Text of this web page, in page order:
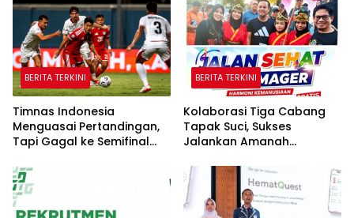
BERITA TERKINI
Timnas Indonesia
Menguasai Pertandingan,
Tapi Gagal ke Semifinal
BERITA TERKINI
Kolaborasi Tiga Cabang
Tapak Suci, Sukses
Jalankan Amanah
Gubernur Sulawesi Selatan